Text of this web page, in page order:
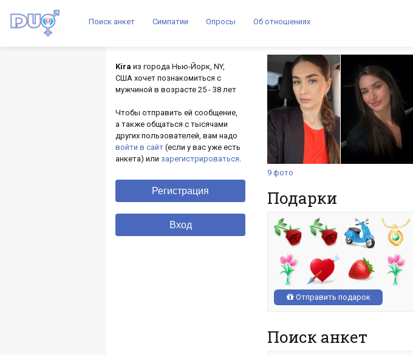
Поиск анкет Симпатии Опросы Об отношениях
Kira из города Нью-Йорк, NY,
США хочет познакомиться с
мужчиной в возрасте 25 - 38 лет
Чтобы отправить ей сообщение,
а также общаться с тысячами
других пользователей, вам надо
войти в сайт (если у вас уже есть
анкета) или зарегистрироваться.
9 фото
Подарки
Отправить подарок
Поиск анкет